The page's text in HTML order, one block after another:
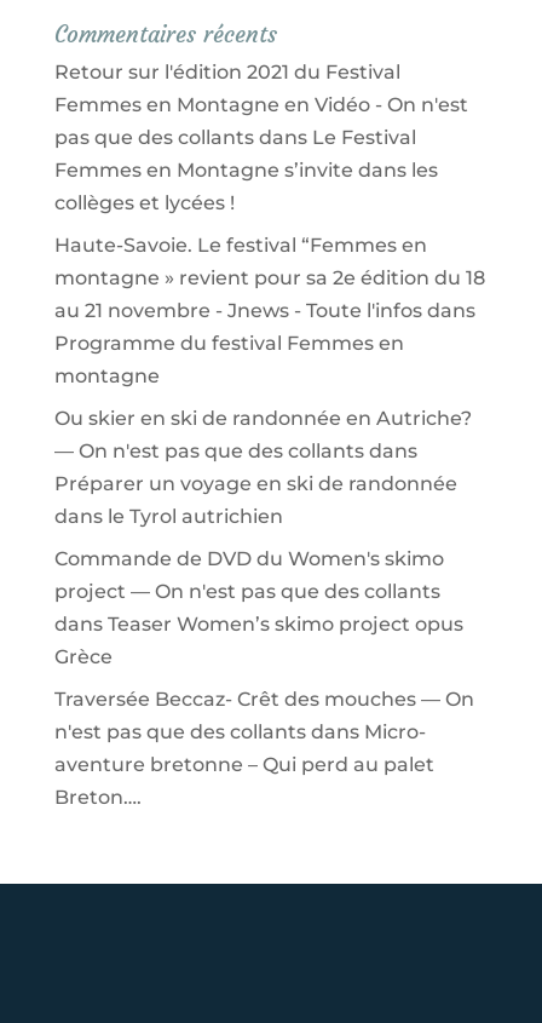
Commentaires récents
Retour sur l'édition 2021 du Festival
Femmes en Montagne en Vidéo - On n'est
pas que des collantsdans Le Festival
Femmes en Montagne s’invite dans les
collèges et lycées !
Haute-Savoie. Le festival “Femmes en
montagne » revient pour sa 2e édition du 18
au 21 novembre - Jnews - Toute l'infosdans
Programme du festival Femmes en
montagne
Ou skier en ski de randonnée en Autriche?
— On n'est pas que des collantsdans
Préparer un voyage en ski de randonnée
dans le Tyrol autrichien
Commande de DVD du Women's skimo
project — On n'est pas que des collants
dans Teaser Women’s skimo project opus
Grèce
Traversée Beccaz- Crêt des mouches — On
n'est pas que des collantsdans Micro-
aventure bretonne – Qui perd au palet
Breton….